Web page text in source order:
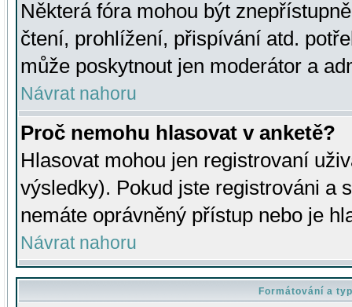
Některá fóra mohou být
čtení, prohlížení, přispívání atd.
může poskytnout jen moderátor a
Návrat nahoru
Proč nemohu hlasovat v anketě?
Hlasovat mohou jen registrovaní
výsledky). Pokud jste registrováni a
nemáte oprávněný přístup nebo je
Návrat nahoru
Formátování a